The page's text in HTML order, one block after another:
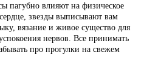
пагубно влияют на физическое
звезды выписывают вам
вязание и живое существо для
нервов. Все принимать
про прогулки на свежем